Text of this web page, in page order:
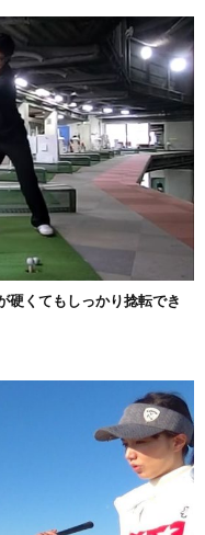
硬くてもしっかり捻転でき